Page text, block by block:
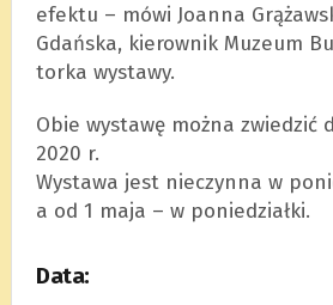
efektu – mówi Joanna
Gdań­ska, kie­row­nik Muzeum
torka wystawy.
Obie wystawę można zwie­dzić
2020 r.
Wystawa jest nieczynna w
a od 1 maja – w ponie­działki.
Data: